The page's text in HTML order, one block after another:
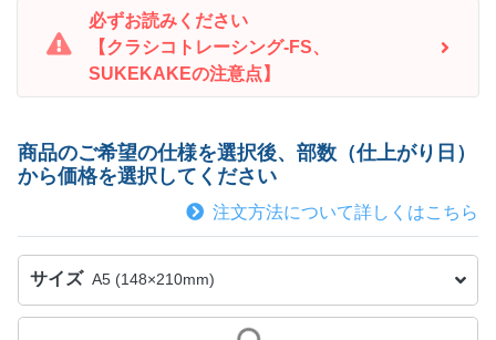
必ずお読みください
【クラシコトレーシング-FS、
SUKEKAKEの注意点】
商品のご希望の仕様を選択後、部数（仕上がり日）
から価格を選択してください
注文方法について詳しくはこちら
サイズ A5 (148×210mm)